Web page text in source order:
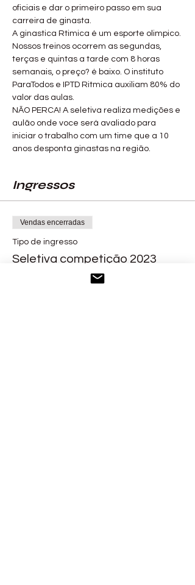
oficiais e dar o primeiro passo em sua
carreira de ginasta.
A ginastica Rtimica é um esporte olimpico.
Nossos treinos ocorrem as segundas,
terças e quintas a tarde com 8 horas
semanais, o preço? é baixo. O instituto
ParaTodos e IPTD Ritmica auxiliam 80% do
valor das aulas.
NÃO PERCA! A seletiva realiza medições e
aulão onde voce será avaliado para
iniciar o trabalho com um time que a 10
anos desponta ginastas na região.
Ingressos
Vendas encerradas
Tipo de ingresso
Seletiva competição 2023